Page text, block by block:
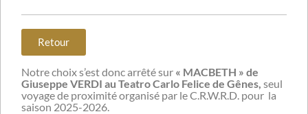
Retour
Notre choix s’est donc arrêté sur « MACBETH » de
Giuseppe VERDI au Teatro Carlo Felice de Gênes, seul
voyage de proximité organisé par le C.R.W.R.D. pour la
saison 2025-2026.